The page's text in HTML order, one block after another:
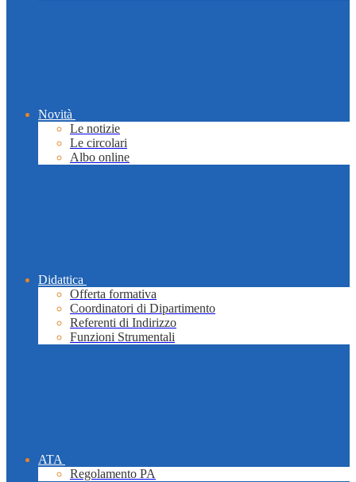
Novità
Le notizie
Le circolari
Albo online
Didattica
Offerta formativa
Coordinatori di Dipartimento
Referenti di Indirizzo
Funzioni Strumentali
ATA
Regolamento PA